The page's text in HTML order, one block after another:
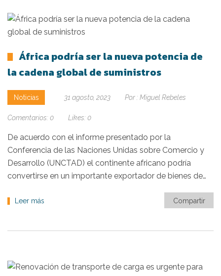
África podría ser la nueva potencia de
la cadena global de suministros
Noticias 31 agosto, 2023 Por : Miguel Rebeles
Comentarios: 0 Likes: 0
De acuerdo con el informe presentado por la
Conferencia de las Naciones Unidas sobre Comercio y
Desarrollo (UNCTAD) el continente africano podría
convertirse en un importante exportador de bienes de…
Leer más Compartir